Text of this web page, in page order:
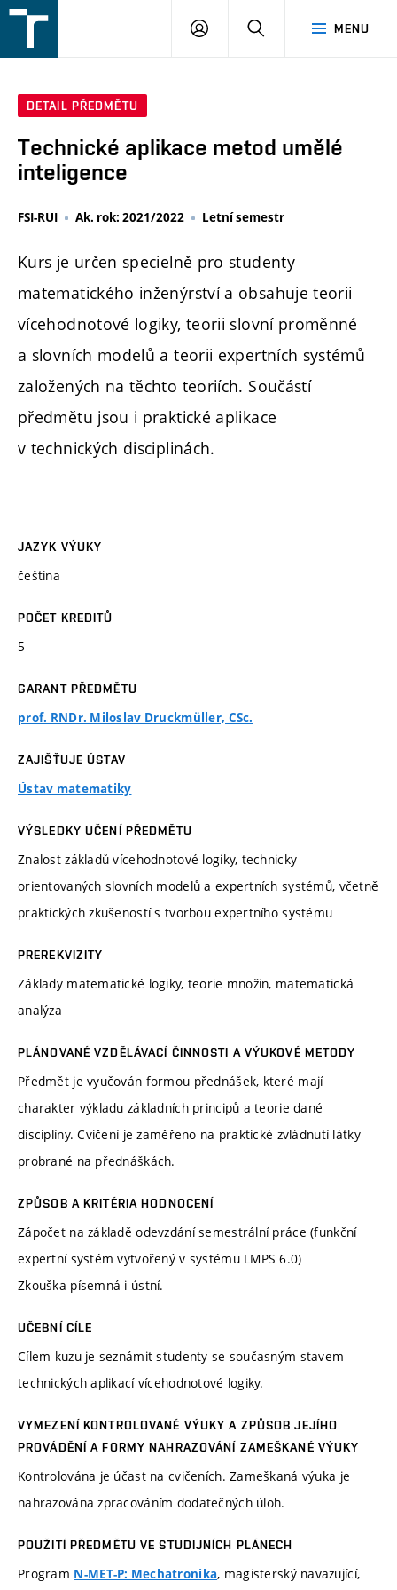
v
MENU
PŘIHLÁŠENÍ
DETAIL PŘEDMĚTU
Technické aplikace metod umělé
inteligence
FSI-RUI Ak. rok: 2021/2022 Letní semestr
Kurs je určen specielně pro studenty
matematického inženýrství a obsahuje teorii
vícehodnotové logiky, teorii slovní proměnné
a slovních modelů a teorii expertních systémů
založených na těchto teoriích. Součástí
předmětu jsou i praktické aplikace
v technických disciplinách.
JAZYK VÝUKY
čeština
POČET KREDITŮ
5
GARANT PŘEDMĚTU
prof. RNDr. Miloslav Druckmüller, CSc.
ZAJIŠŤUJE ÚSTAV
Ústav matematiky
VÝSLEDKY UČENÍ PŘEDMĚTU
Znalost základů vícehodnotové logiky, technicky
orientovaných slovních modelů a expertních systémů, včetně
praktických zkušeností s tvorbou expertního systému
PREREKVIZITY
Základy matematické logiky, teorie množin, matematická
analýza
PLÁNOVANÉ VZDĚLÁVACÍ ČINNOSTI A VÝUKOVÉ METODY
Předmět je vyučován formou přednášek, které mají
charakter výkladu základních principů a teorie dané
disciplíny. Cvičení je zaměřeno na praktické zvládnutí látky
probrané na přednáškách.
ZPŮSOB A KRITÉRIA HODNOCENÍ
Zápočet na základě odevzdání semestrální práce (funkční
expertní systém vytvořený v systému LMPS 6.0)
Zkouška písemná i ústní.
UČEBNÍ CÍLE
Cílem kuzu je seznámit studenty se současným stavem
technických aplikací vícehodnotové logiky.
VYMEZENÍ KONTROLOVANÉ VÝUKY A ZPŮSOB JEJÍHO
PROVÁDĚNÍ A FORMY NAHRAZOVÁNÍ ZAMEŠKANÉ VÝUKY
Kontrolována je účast na cvičeních. Zameškaná výuka je
nahrazována zpracováním dodatečných úloh.
POUŽITÍ PŘEDMĚTU VE STUDIJNÍCH PLÁNECH
Program N-MET-P: Mechatronika, magisterský navazující,